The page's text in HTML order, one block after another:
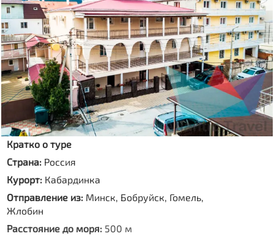
Кратко о туре
Страна: Россия
Курорт: Кабардинка
Отправление из: Минск, Бобруйск, Гомель,
Жлобин
Расстояние до моря: 500 м